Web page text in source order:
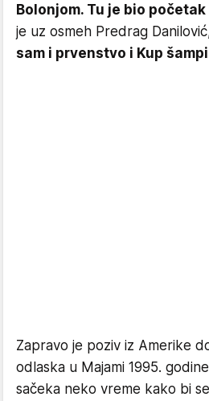
Bolonjom. Tu je bio
je uz osmeh Predrag
sam i prvenstvo i Kup
Zapravo je poziv iz Amerike
odlaska u Majami 1995.
sačeka neko vreme kako bi